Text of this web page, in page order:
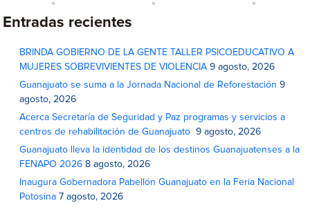
Entradas recientes
BRINDA GOBIERNO DE LA GENTE TALLER PSICOEDUCATIVO A
MUJERES SOBREVIVIENTES DE VIOLENCIA 9 agosto, 2026
Guanajuato se suma a la Jornada Nacional de Reforestación 9
agosto, 2026
Acerca Secretaría de Seguridad y Paz programas y servicios a
centros de rehabilitación de Guanajuato
9 agosto, 2026
Guanajuato lleva la identidad de los destinos Guanajuatenses a la
FENAPO 2026 8 agosto, 2026
Inaugura Gobernadora Pabellón Guanajuato en la Feria Nacional
Potosina 7 agosto, 2026